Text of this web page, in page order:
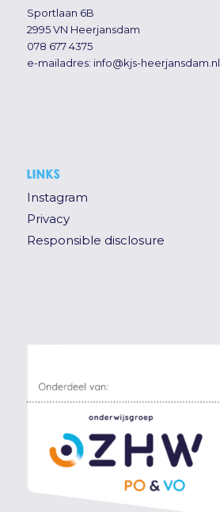
Sportlaan 6B
2995 VN Heerjansdam
078 677 4375
e-mailadres: info@kjs-heerjansdam.nl
LINKS
Instagram
Privacy
Responsible disclosure